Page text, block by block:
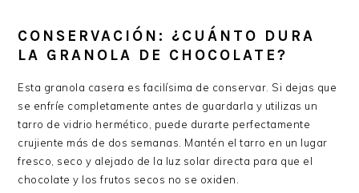
CONSERVACIÓN: ¿CUÁNTO DURA
LA GRANOLA DE CHOCOLATE?
Esta granola casera es facilísima de conservar. Si dejas que
se enfríe completamente antes de guardarla y utilizas un
tarro de vidrio hermético, puede durarte perfectamente
crujiente más de dos semanas. Mantén el tarro en un lugar
fresco, seco y alejado de la luz solar directa para que el
chocolate y los frutos secos no se oxiden.